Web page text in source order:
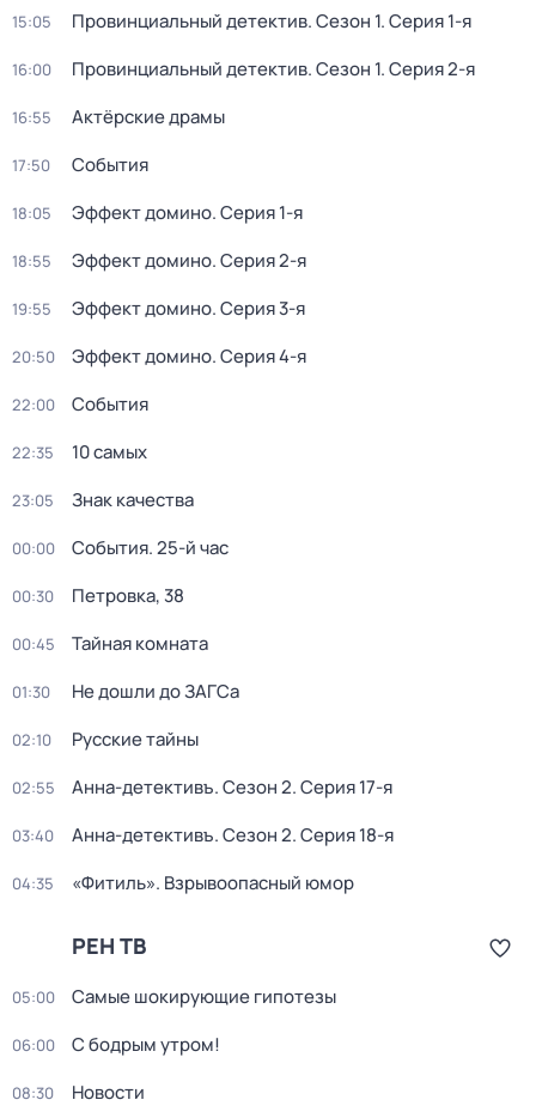
15:05 Провинциальный детектив. Сезон 1. Серия 1-я
16:00 Провинциальный детектив. Сезон 1. Серия 2-я
16:55 Актёрские драмы
17:50 События
18:05 Эффект домино. Серия 1-я
18:55 Эффект домино. Серия 2-я
19:55 Эффект домино. Серия 3-я
20:50 Эффект домино. Серия 4-я
22:00 События
22:35 10 самых
23:05 Знак качества
00:00 События. 25-й час
00:30 Петровка, 38
00:45 Тайная комната
01:30 Не дошли до ЗАГСа
02:10 Русские тайны
02:55 Анна-детективъ. Сезон 2. Серия 17-я
03:40 Анна-детективъ. Сезон 2. Серия 18-я
04:35 «Фитиль». Взрывоопасный юмор
РЕН ТВ
05:00 Самые шoкиpующие гипотезы
06:00 С бодрым утром!
08:30 Новости